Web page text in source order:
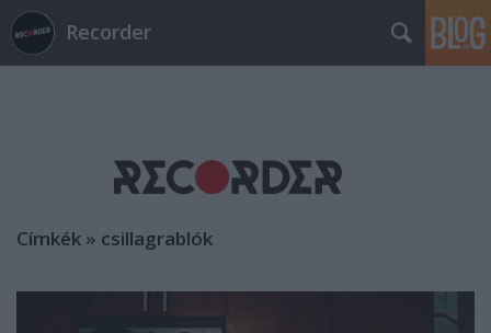
Recorder
Címkék » csillagrablók